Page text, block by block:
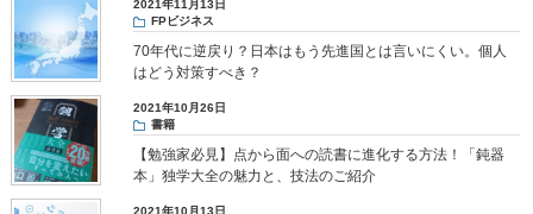
2021年11月13日
FPビジネス
70年代に逆戻り？日本はもう先進国とは言いにくい。個人
はどう対策すべき？
2021年10月26日
書籍
【勉強家必見】点から面への読書に進化する方法！「鈍器
本」独学大全の魅力と、技法のご紹介